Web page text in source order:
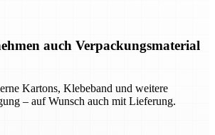
auch Verpackungsmaterial
Kartons, Klebeband und weitere
– auf Wunsch auch mit Lieferung.